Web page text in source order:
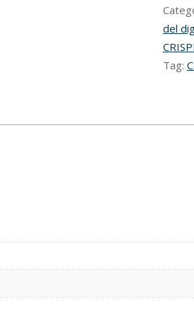
del
Tag: